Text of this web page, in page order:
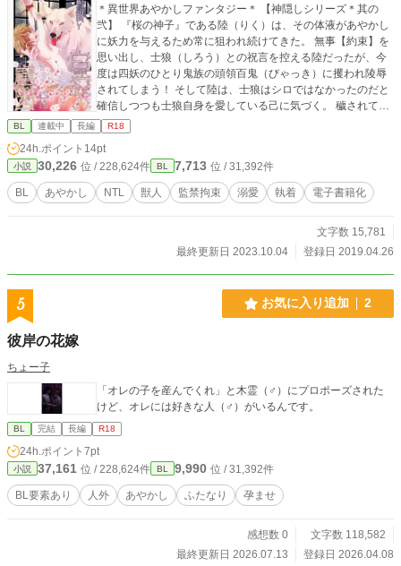
＊異世界あやかしファンタジー＊ 【神隠しシリーズ＊其の
弐】 『桜の神子』である陸（りく）は、その体液があやかし
に妖力を与えるため常に狙われ続けてきた。 無事【約束】を
思い出し、士狼（しろう）との祝言を控える陸だったが、今
度は四妖のひとり鬼族の頭領百鬼（びゃっき）に攫われ陵辱
されてしまう！ そして陸は、士狼はシロではなかったのだと
確信しつつも士狼自身を愛している己に気づく。 穢されてし
まったと思いつめた陸は士狼にサヨナラを告げ背を向けてし
まう。 （士狼は『僕』が好きなわけじゃない。士狼はぜった
いに僕を追いかけたりはしない……！） 満月の晩。陸の前に
現れた白い獣人は、逃げる陸を捕らえて狭間へと連れ去る。
『俺の陸。誰にも渡さぬ。何処へもやらぬ。逃げようという
のなら此処に閉じ込めて永遠に囲ってやろうぞ』 此れがお前
狗／溺愛／執着／嫉妬／獣人／身長差／花嫁／ハピエン ※
《お気に入り》感謝!! ニコ@000025NikO ◆◇◆ 皆様の応援
BL 連載中 長編 R18
24h.ポイント 14pt
小説 30,226 位 / 228,624件 BL 7,713 位 / 31,392件
BL あやかし NTL 獣人 監禁拘束 溺愛 執着 電子書籍化
文字数 15,781
最終更新日 2023.10.04
登録日 2019.04.26
5 お気に入り追加 2
彼岸の花嫁
ちょー子
「オレの子を産んでくれ」と木霊（♂）にプロポーズされた
けど、オレには好きな人（♂）がいるんです。
BL 完結 長編 R18
24h.ポイント 7pt
小説 37,161 位 / 228,624件 BL 9,990 位 / 31,392件
BL要素あり 人外 あやかし ふたなり 孕ませ
感想数 0
文字数 118,582
最終更新日 2026.07.13
登録日 2026.04.08